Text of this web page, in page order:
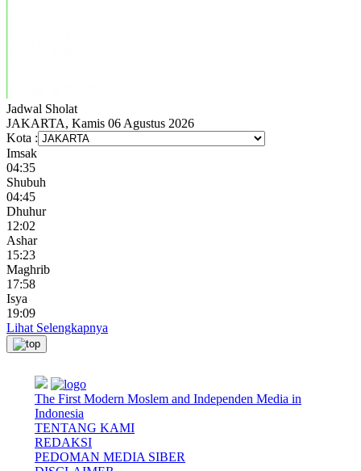
Jadwal Sholat
JAKARTA, Kamis 06 Agustus 2026
Kota :
Imsak
04:35
Shubuh
04:45
Dhuhur
12:02
Ashar
15:23
Maghrib
17:58
Isya
19:09
Lihat Selengkapnya
The First Modern Moslem and Independen Media in
Indonesia
TENTANG KAMI
REDAKSI
PEDOMAN MEDIA SIBER